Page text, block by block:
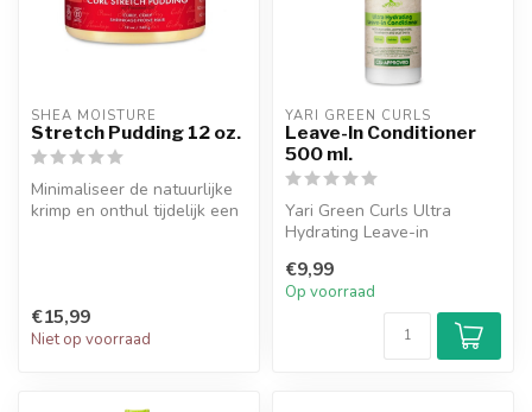
SHEA MOISTURE
Stretch Pudding 12 oz.
Minimaliseer de natuurlijke
krimp en onthul tijdelijk een
€15,99
Niet op voorraad
YARI GREEN CURLS
Leave-In Conditioner
500 ml.
Yari Green Curls Ultra
Hydrating Leave-in
granaatappel,...
€9,99
Op voorraad